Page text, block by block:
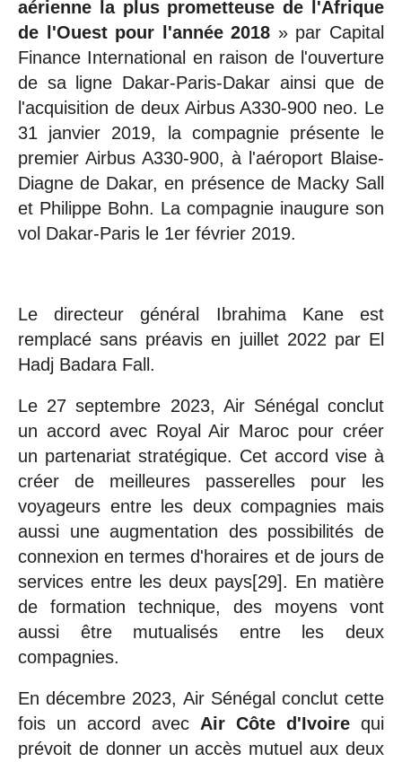
aérienne la plus prometteuse de l'Afrique
de l'Ouest pour l'année 2018 » par Capital
Finance International en raison de l'ouverture
de sa ligne Dakar-Paris-Dakar ainsi que de
l'acquisition de deux Airbus A330-900 neo. Le
31 janvier 2019, la compagnie présente le
premier Airbus A330-900, à l'aéroport Blaise-
Diagne de Dakar, en présence de Macky Sall
et Philippe Bohn. La compagnie inaugure son
vol Dakar-Paris le 1er février 2019.
Le directeur général Ibrahima Kane est
remplacé sans préavis en juillet 2022 par El
Hadj Badara Fall.
Le 27 septembre 2023, Air Sénégal conclut
un accord avec Royal Air Maroc pour créer
un partenariat stratégique. Cet accord vise à
créer de meilleures passerelles pour les
voyageurs entre les deux compagnies mais
aussi une augmentation des possibilités de
connexion en termes d'horaires et de jours de
services entre les deux pays[29]. En matière
de formation technique, des moyens vont
aussi être mutualisés entre les deux
compagnies.
En décembre 2023, Air Sénégal conclut cette
fois un accord avec Air Côte d'Ivoire qui
prévoit de donner un accès mutuel aux deux